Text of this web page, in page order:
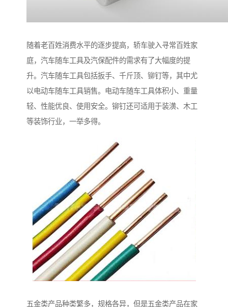
随着老百姓消费水平的逐步提高，轿车驶入寻常百姓家
庭，汽车随车工具及汽保配件的需求有了大幅度的提
升。汽车随车工具包括扳手、千斤顶、铆钉等，其中尤
以电动车随车工具销售。电动车随车工具体积小、重量
轻、性能优良、使用安全。铆钉还可适用于装潢、木工
等装饰行业，一举多得。
五金类产品种类繁多，规格各异，但是五金类产品在家